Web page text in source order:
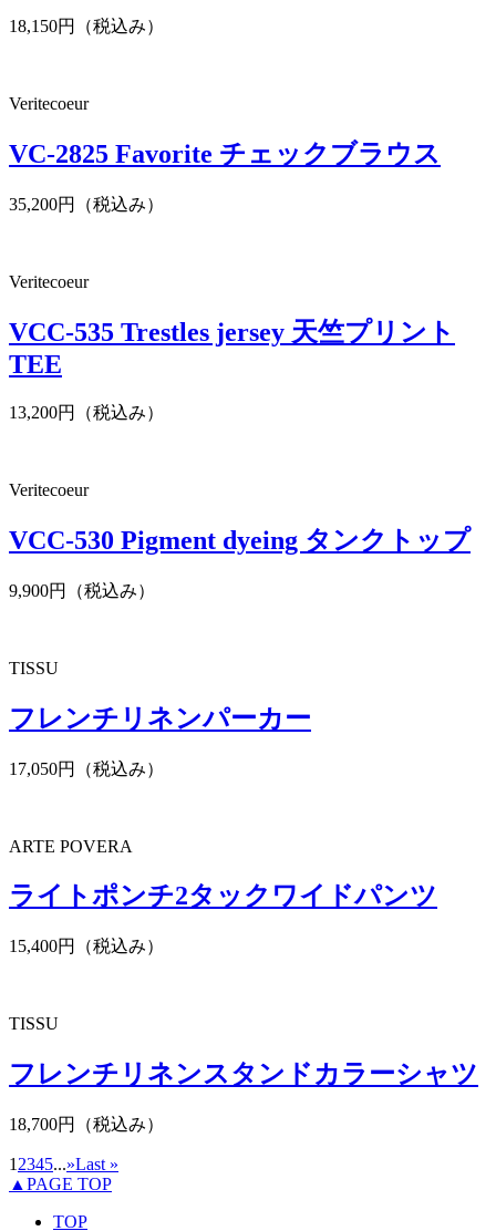
18,150円（税込み）
Veritecoeur
VC-2825 Favorite チェックブラウス
35,200円（税込み）
Veritecoeur
VCC-535 Trestles jersey 天竺プリント
TEE
13,200円（税込み）
Veritecoeur
VCC-530 Pigment dyeing タンクトップ
9,900円（税込み）
TISSU
フレンチリネンパーカー
17,050円（税込み）
ARTE POVERA
ライトポンチ2タックワイドパンツ
15,400円（税込み）
TISSU
フレンチリネンスタンドカラーシャツ
18,700円（税込み）
1 2345...»Last »
▲PAGE TOP
TOP